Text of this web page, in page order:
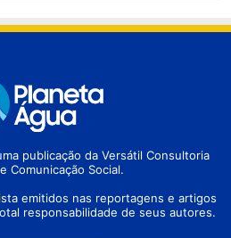
publicação da Versátil Consultoria
Comunicação Social.
emitidos nas reportagens e artigos
responsabilidade de seus autores.